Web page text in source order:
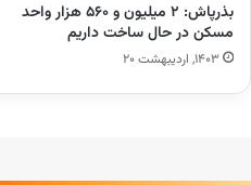
بذرپاش: ۲ میلیون و ۵۶۰ هزار واحد
مسکن در حال ساخت دا‌ریم‌
۱۴۰۳, اردیبهشت ۲۰